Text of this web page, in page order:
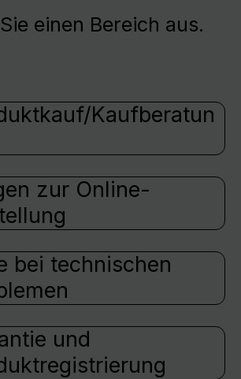
einen Bereich aus.
Kaufberatun
zur Online-
bei technischen
und